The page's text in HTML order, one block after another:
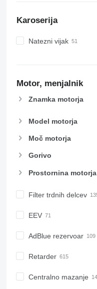
Karoserija
Natezni vijak
Motor, menjalnik
Znamka motorja
Model motorja
Moč motorja
Gorivo
Prostornina motorja
Filter trdnih delcev
EEV
AdBlue rezervoar
Retarder
Centralno mazanje